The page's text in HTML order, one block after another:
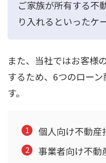
ご家族が所有する不
り入れるといったケ
また、当社ではお客様
するため、6つのロー
す。
個人向け不動産
事業者向け不動